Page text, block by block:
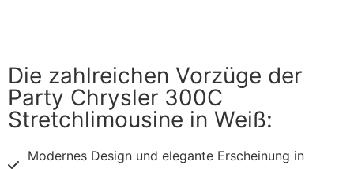
Die zahlreichen Vorzüge der
Party Chrysler 300C
Stretchlimousine in Weiß:
Modernes Design und elegante Erscheinung in